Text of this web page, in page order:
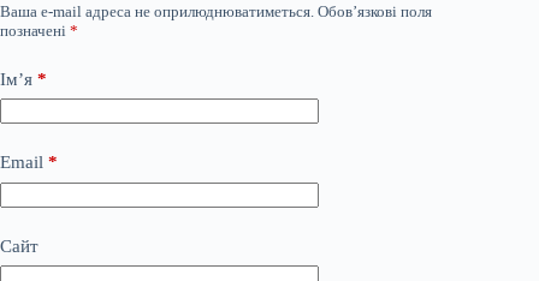
Ваша e-mail адреса не оприлюднюватиметься. Обов’язкові поля
позначені *
Ім’я *
Email *
Сайт